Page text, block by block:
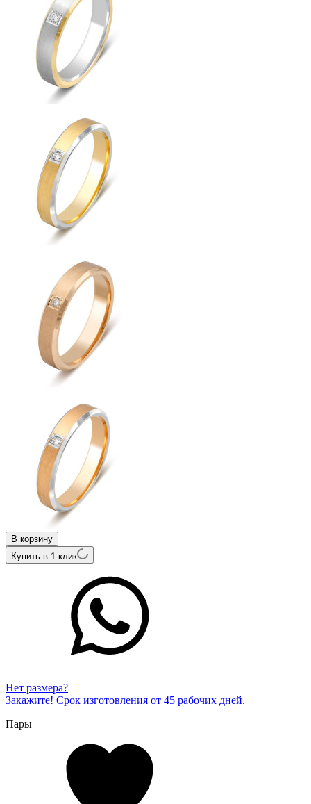
В корзину
Купить в 1 клик
Нет размера?
Закажите! Срок изготовления от 45 рабочих дней.
Пары